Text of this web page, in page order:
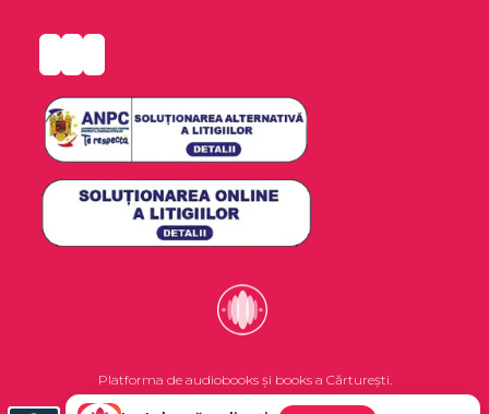
Platforma de audiobooks și books a Cărturești.